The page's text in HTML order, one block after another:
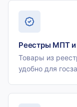
Реестры МПТ
Товары из
удобно для